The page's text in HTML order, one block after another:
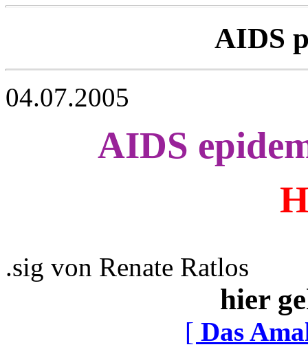
AIDS
04.07.2005
AIDS
.sig von Renate Ratlos
hier
[ Das